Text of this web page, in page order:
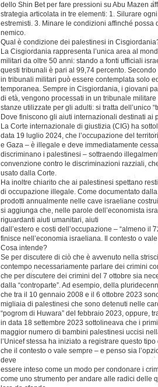
dello Shin Bet per fare pressioni su Abu Mazen
strategia articolata in tre elementi: 1. Silurare
estremisti. 3. Minare le condizioni affinché
nemico.
Qual è condizione dei palestinesi in
La Cisgiordania rappresenta l’unica area al
militari da oltre 50 anni: stando a fonti ufficiali
questi tribunali è pari al 99,74 percento.
in tribunali militari può essere contemplata solo
temporanea. Sempre in Cisgiordania, i giovani
di età, vengono processati in un tribunale
stanze utilizzate per gli adulti: si tratta dell’unico
Dove finiscono gli aiuti internazionali destinati ai
La Corte internazionale di giustizia (CIG) ha
data 19 luglio 2024, che l’occupazione del
e Gaza – è illegale e deve immediatamente
discriminano i palestinesi – sottraendo
convenzione contro le discriminazioni razziali,
usato dalla Corte.
Ha inoltre chiarito che ai palestinesi spettano
di occupazione illegale. Come documentato
prodotti annualmente nelle cave israeliane
si aggiunga che, nelle parole dell’economista
riguardanti aiuti umanitari, aiuti
dall’estero e costi dell’occupazione – “almeno
finisce nell’economia israeliana. Il contesto o
Cosa intende?
Se per discutere di ciò che è avvenuto nella
contempo necessariamente parlare dei crimini
che per discutere dei crimini del 7 ottobre sia
dalla “controparte”. Ad esempio, della
che tra il 10 gennaio 2008 e il 6 ottobre 2023
migliaia di palestinesi che sono detenuti nelle
“pogrom di Huwara” del febbraio 2023, oppure,
in data 18 settembre 2023 sottolineava che i
maggior numero di bambini palestinesi uccisi
l’Unicef stessa ha iniziato a registrare questo
che il contesto o vale sempre – e penso sia
deve
essere inteso come un modo per condonare i
come uno strumento per andare alle radici delle